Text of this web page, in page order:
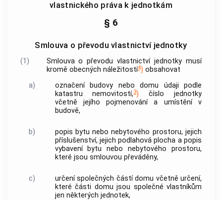
vlastnického práva k jednotkám
§ 6
Smlouva o převodu vlastnictví jednotky
(1) Smlouva o převodu vlastnictvíjednotky musí
kromě obecných náležitostí4) obsahovat
a)
označeníbudovy nebo domu údaji podle
katastrunemovitostí,3) číslojednotky
včetně jejího pojmenování a umístění v
budově,
b) popis bytu nebonebytového prostoru, jejich
příslušenství, jejich podlahová plocha a popis
vybavení bytu nebonebytového prostoru,
které jsou smlouvou převáděny,
c) určeníspolečných částí domu včetně určení,
které části domu jsou společné vlastníkům
jen některých jednotek,